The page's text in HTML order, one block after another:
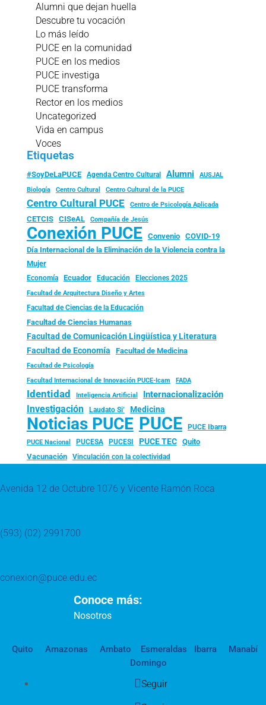
Alumni que dejan huella
Descubre tu vocación
Lo más leído
PUCE en la comunidad
PUCE en los medios
PUCE investiga
PUCE transforma
Rector en los medios
Uncategorized
Vida en campus
Voces
Etiquetas
#SoyDeLaPUCE Agenda Centro Cultural Alumni
AUSJAL
Biología
Centro Cultural Centro Cultural de la PUCE
Centro Cultural PUCE Centro de Psicología Aplicada
CETCIS CISeAL Compañía de Jesús
Conexión PUCE Convenio
COVID-19
Día Internacional de la Eliminación de la Violencia contra la
Mujer
Economía Ecuador Educación Elecciones 2025
Facultad de Arquitectura Diseño y Artes
Facultad de Ciencias de la Educación
Facultad de Ciencias Humanas
Facultad de Comunicación Lingüística y Literatura
Facultad de Economía Facultad de Medicina
Facultad de Psicología
Facultad Internacional de Innovación PUCE-Icam FADA
Identidad Inteligencia Artificial Internacionalización
Investigación Laudato Si’ Medicina
Noticias PUCE PUCE PUCE Ibarra
PUCE Nacional PUCESA PUCESI PUCE TEC
Quito
Vacunación
Vinculación con la colectividad
Avenida 12 de Octubre 1076 y Vicente Ramón Roca
(593) (02) 2991700
conexion@puce.edu.ec
Conoce más:
Nosotros
Quito Amazonas Ambato Esmeraldas Ibarra
Manabí
Domingo
Seguir